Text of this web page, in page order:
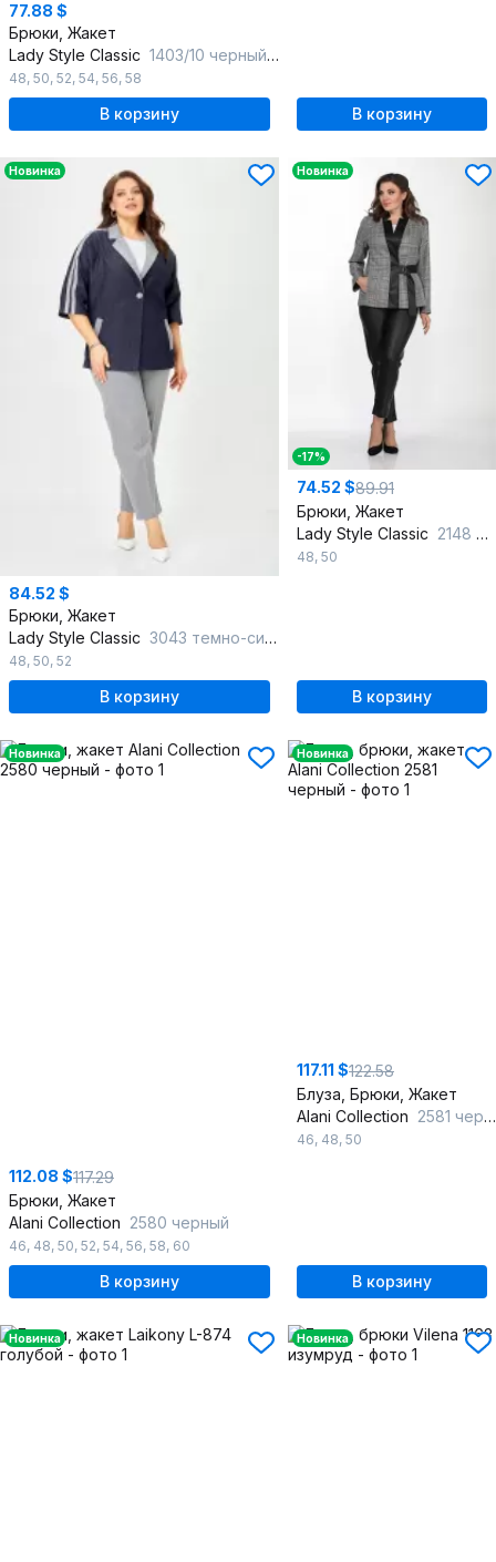
77.88 $
Брюки, Жакет
Lady Style Classic 1403/10 черный_с_фиолетовым
48, 50, 52, 54, 56, 58
В корзину В корзину
Новинка
84.52 $
Брюки, Жакет
Lady Style Classic 3043 темно-синий_с_серым
48, 50, 52
В корзину
Новинка
-17%
74.52 $89.91
Брюки, Жакет
Lady Style Classic 2148 черный_с_серым
48, 50
В корзину
Новинка
112.08 $117.29
Брюки, Жакет
Alani Collection 2580 черный
46, 48, 50, 52, 54, 56, 58, 60
В корзину
Новинка
117.11 $122.58
Блуза, Брюки, Жакет
Alani Collection 2581 черный
46, 48, 50
В корзину
Новинка Новинка